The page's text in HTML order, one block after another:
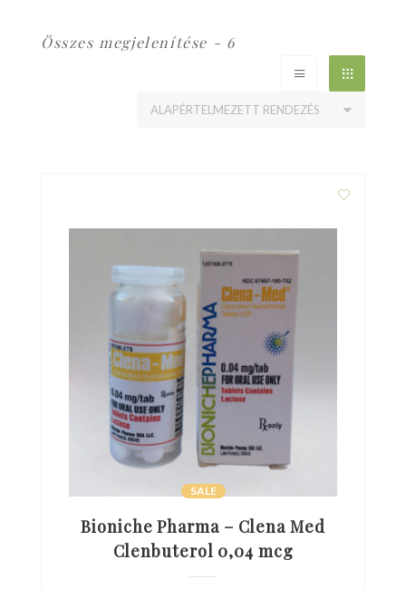
Összes megjelenítése - 6
SALE
Bioniche Pharma – Clena Med
Clenbuterol 0,04 mcg